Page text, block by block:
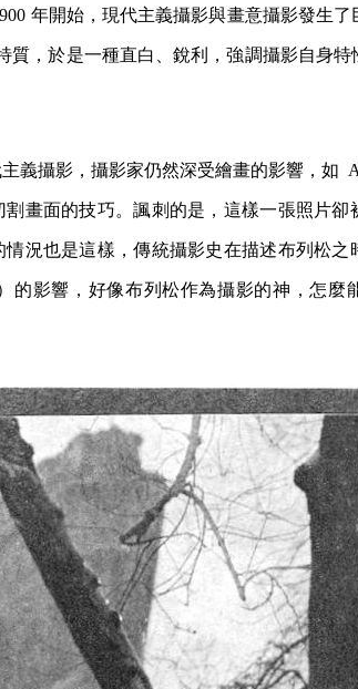
年開始，現代主義攝影與畫意攝影發生
質，於是一種直白、銳利，強調攝影自身
義攝影，攝影家仍然深受繪畫的影響，如
畫面的技巧。諷刺的是，這樣一張照片卻
況也是這樣，傳統攝影史在描述布列松之
的影響，好像布列松作為攝影的神，怎麼